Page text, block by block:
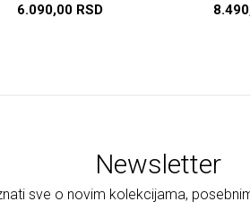
6.090,00 RSD
Newsletter
sve o novim kolekcijama,